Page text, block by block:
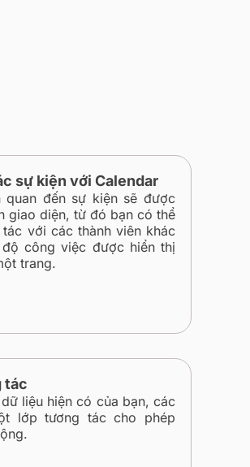
sự kiện với Calendar
quan đến sự kiện sẽ được
giao diện, từ đó bạn có thể
với các thành viên khác
công việc được hiển thị
trang.
tác
liệu hiện có của bạn, các
lớp tương tác cho phép